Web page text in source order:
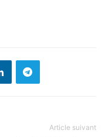
Article suivant